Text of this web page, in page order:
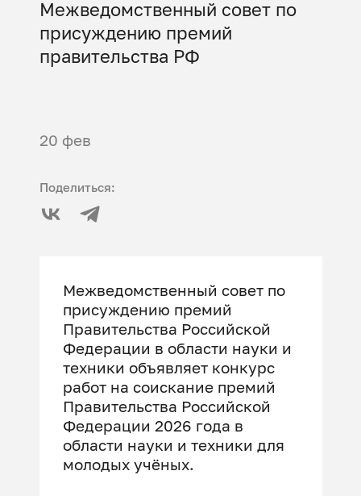
Межведомственный совет по
присуждению премий
правительства РФ
20 фев
Поделиться:
Межведомственный совет по
присуждению премий
Правительства Российской
Федерации в области науки и
техники объявляет конкурс
работ на соискание премий
Правительства Российской
Федерации 2026 года в
области науки и техники для
молодых учёных.